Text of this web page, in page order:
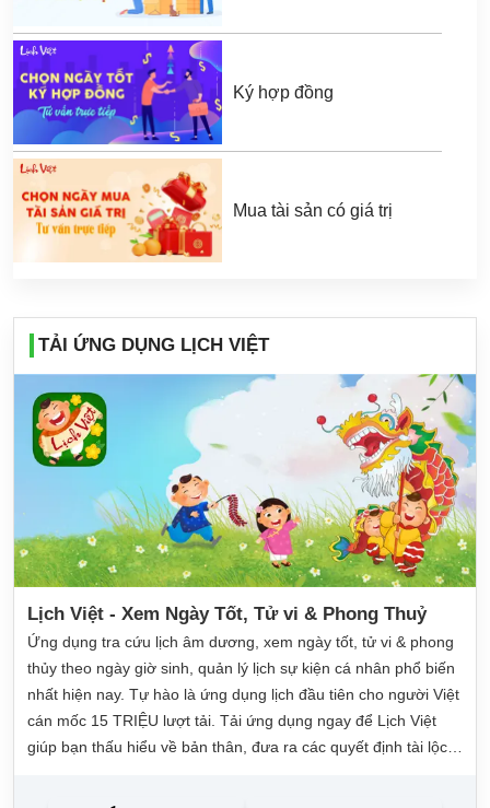
Ký hợp đồng
Mua tài sản có giá trị
TẢI ỨNG DỤNG LỊCH VIỆT
Lịch Việt - Xem Ngày Tốt, Tử vi & Phong Thuỷ
Ứng dụng tra cứu lịch âm dương, xem ngày tốt, tử vi & phong
thủy theo ngày giờ sinh, quản lý lịch sự kiện cá nhân phổ biến
nhất hiện nay. Tự hào là ứng dụng lịch đầu tiên cho người Việt
cán mốc 15 TRIỆU lượt tải. Tải ứng dụng ngay để Lịch Việt
giúp bạn thấu hiểu về bản thân, đưa ra các quyết định tài lộc,